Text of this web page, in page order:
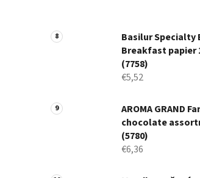
Basilur Specialty
Breakfast papier
(7758)
€5,52
AROMA GRAND
chocolate
(5780)
€6,36